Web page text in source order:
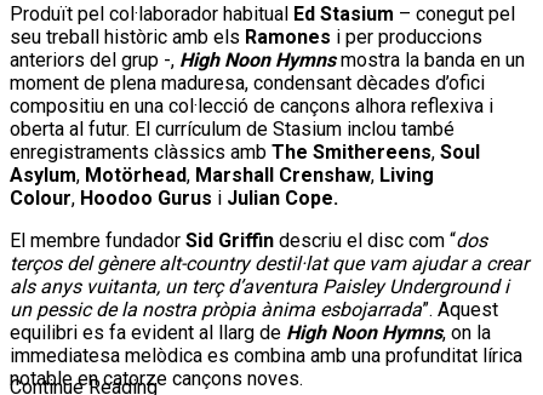
Produït pel col·laborador habitual Ed Stasium – conegut pel
seu treball històric amb els Ramones i per produccions
anteriors del grup -, High Noon Hymnsmostra la banda en un
moment de plena maduresa, condensant dècades d’ofici
compositiu en una col·lecció de cançons alhora reflexiva i
oberta al futur. El currículum de Stasium inclou també
enregistraments clàssics amb The Smithereens, Soul
Asylum, Motörhead, Marshall Crenshaw, Living
Colour, Hoodoo Gurus i Julian Cope.
El membre fundador Sid Griffin descriu el disc com “dos
terços del gènere alt-country destil·lat que vam ajudar a crear
als anys vuitanta, un terç d’aventura Paisley Underground i
un pessic de la nostra pròpia ànima esbojarrada”. Aquest
equilibri es fa evident al llarg de High Noon Hymns, on la
immediatesa melòdica es combina amb una profunditat lírica
notable en catorze cançons noves.
Continue Reading